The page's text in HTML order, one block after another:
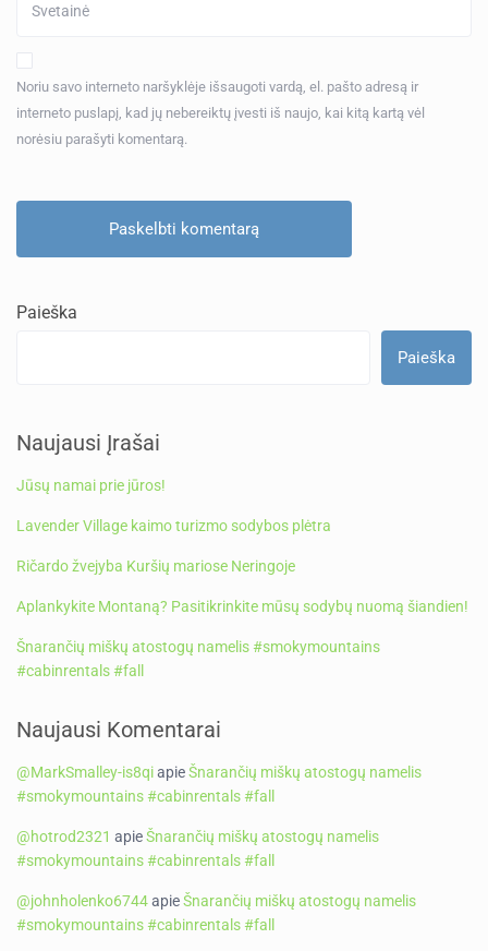
Noriu savo interneto naršyklėje išsaugoti vardą, el. pašto adresą ir
interneto puslapį, kad jų nebereiktų įvesti iš naujo, kai kitą kartą vėl
norėsiu parašyti komentarą.
Paieška
Paieška
Naujausi Įrašai
Jūsų namai prie jūros!
Lavender Village kaimo turizmo sodybos plėtra
Ričardo žvejyba Kuršių mariose Neringoje
Aplankykite Montaną? Pasitikrinkite mūsų sodybų nuomą šiandien!
Šnarančių miškų atostogų namelis #smokymountains
#cabinrentals #fall
Naujausi Komentarai
@MarkSmalley-is8qiapieŠnarančių miškų atostogų namelis
#smokymountains #cabinrentals #fall
@hotrod2321 apieŠnarančių miškų atostogų namelis
#smokymountains #cabinrentals #fall
@johnholenko6744apieŠnarančių miškų atostogų namelis
#smokymountains #cabinrentals #fall